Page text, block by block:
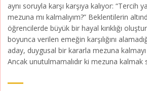
aynı soruyla karşı karşıya kalıyor: “Tercih
mezuna mı kalmalıyım?” Beklentilerin
öğrencilerde büyük bir hayal kırıklığı
boyunca verilen emeğin karşılığını
aday, duygusal bir kararla mezuna
Ancak unutulmamalıdır ki mezuna